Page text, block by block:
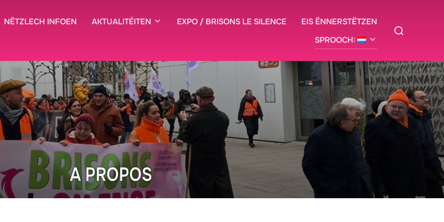
NËTZLECH INFOEN AKTUALITÉITEN EXPO / BRISONS LE SILENCE
EIS ËNNERSTËTZEN
SPROOCH:
Siche
no:
A PROPOS